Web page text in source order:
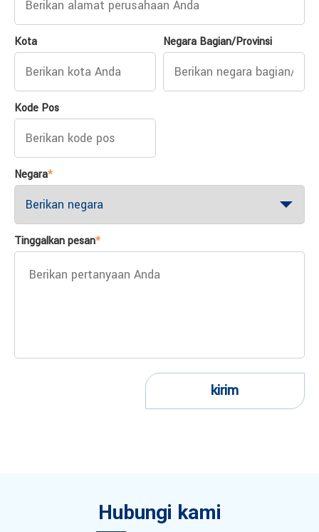
Kota Negara Bagian/Provinsi
Kode Pos
Negara*
Tinggalkan pesan*
kirim
Hubungi kami